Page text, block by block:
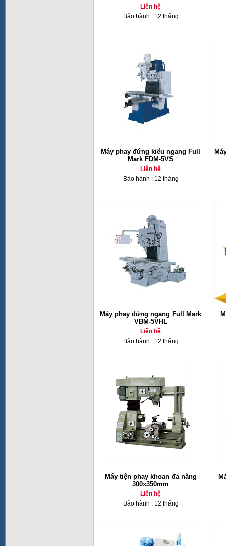
Liên hệ
Bảo hành : 12 tháng
Máy phay đứng kiểu ngang Full
Mark FDM-5VS
Liên hệ
Bảo hành : 12 tháng
Máy phay đứng ngang Full Mark
VBM-5VHL
Liên hệ
Bảo hành : 12 tháng
Máy tiện phay khoan đa năng
300x350mm
Liên hệ
Bảo hành : 12 tháng